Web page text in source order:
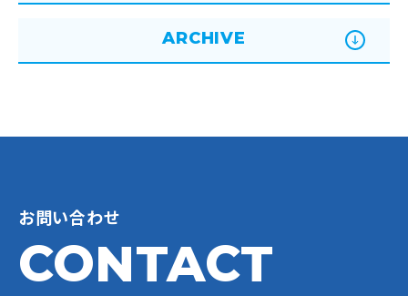
ARCHIVE
お問い合わせ
CONTACT